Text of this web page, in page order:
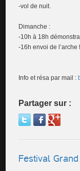
-vol de nuit.
Dimanche :
-10h à 18h
-16h envoi de
Info et résa par mail :
Partager sur :
Festival